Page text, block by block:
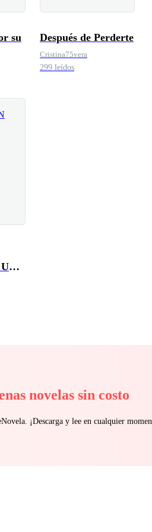
su
Después de Perderte
Cristina75vera
299 leídos
novelas sin costo
¡Descarga y lee en cualquier